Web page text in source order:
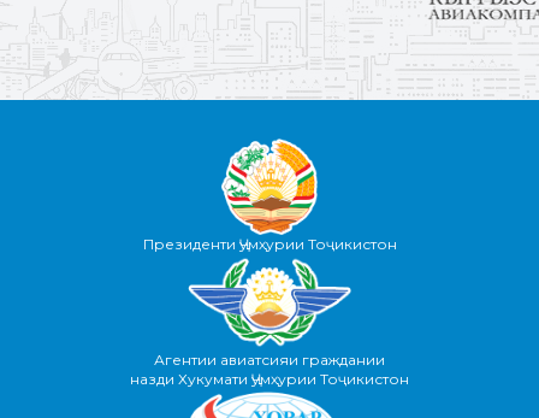
Президенти Ҷумҳурии Тоҷикистон
Агентии авиатсияи граждании
назди Хукумати Ҷумҳурии Тоҷикистон